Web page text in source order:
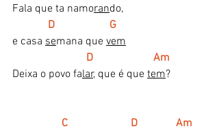
Fala que ta namorando,
    D                    G
e casa semana que vem
    D                      Am
Deixa o povo falar, que é que tem?
   C                       D              Am